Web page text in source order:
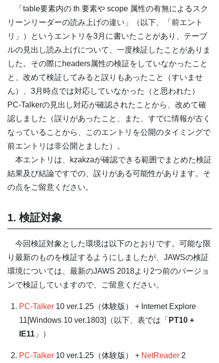
「table要素内の th 要素や scope 属性の有無によるスク
リーンリーダーの読み上げの違い」（以下、「前エント
リ」）というエントリを3月に書いたことがあり、テーブ
ルの見出し読み上げについて、一度検証したことがありま
した。その際にheaders属性の検証をしていなかったこと
と、改めて検証してみると誤りもあったこと（すいませ
ん）、3月時点では対応していなかった（と思われた）
PC-Talkerの見出し対応が確認されたことから、改めて確
認しました（誤りがあったこと、また、すでに情報が古く
なっていることから、このエントリを公開のタイミングで
前エントリは非公開とました）。
本エントリは、kzakzaが確認できる範囲でまとめた検証
結果及び結論ですでの、誤りがある可能性があります。そ
の点をご留意ください。
1. 検証対象
今回検証対象とした環境は以下のとおりです。可能な限
り最新のものを検証するようにしましたが、JAWSの検証
環境については、最新のJAWS 2018より2つ前のバージョ
ンで検証していますので、ご留意ください。
PC-Talker 10 ver.1.25（体験版） + Internet Explore
11[Windows 10 ver.1803]（以下、表では「 PT10 +
IE11 」）
PC-Talker 10 ver.1.25（体験版） + NetReader 2